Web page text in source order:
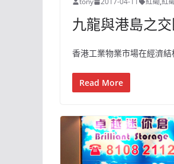
九龍與港島之
香港工業物業市場在經濟
Read More